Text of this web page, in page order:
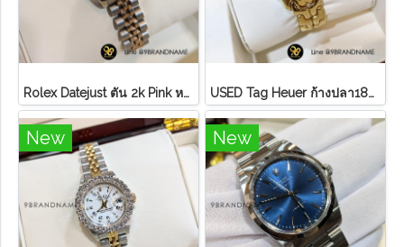
Rolex Datejust ตัน 2k Pink หลักโรมันสายจูบิลี่ Lady ไม่มี อปก U​S​E​D​ T​ag Heuer ก้างปลา18K ขอบทอง หน้า ครีม
New New